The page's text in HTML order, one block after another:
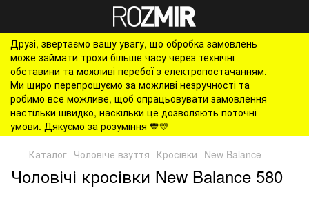
Друзі, звертаємо вашу увагу, що обробка замовлень
може займати трохи більше часу через технічні
обставини та можливі перебої з електропостачанням.
Ми щиро перепрошуємо за можливі незручності та
робимо все можливе, щоб опрацьовувати замовлення
настільки швидко, наскільки це дозволяють поточні
умови. Дякуємо за розуміння 💙💛
Каталог Чоловіче взуття Кросівки New Balance
Чоловічі кросівки New Balance 580